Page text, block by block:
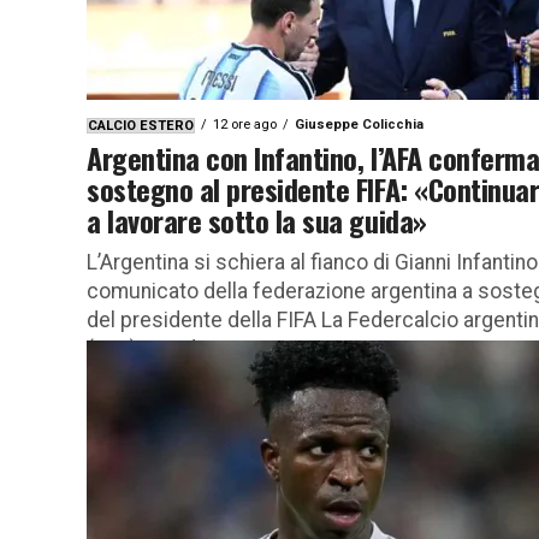
CALCIO ESTERO 12 ore ago Giuseppe Colicchia
Argentina con Infantino, l’AFA
sostegno al presidente FIFA:
a lavorare sotto la sua guida»
L’Argentina si schiera al fianco di Gianni
comunicato della federazione argentina a
del presidente della FIFA La Federcalcio
(AFA) prende posizione a...